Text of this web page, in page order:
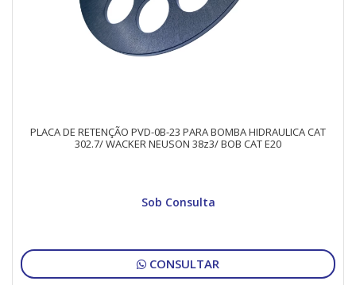
PLACA DE RETENÇÃO PVD-0B-23 PARA BOMBA HIDRAULICA CAT
302.7/ WACKER NEUSON 38z3/ BOB CAT E20
Sob Consulta
CONSULTAR